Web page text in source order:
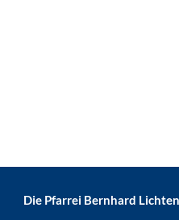
Die Pfarrei Bernhard